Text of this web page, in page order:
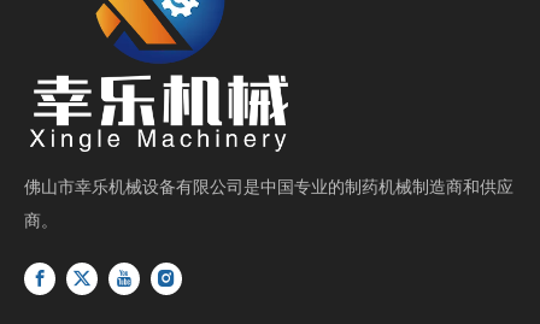
佛山市幸乐机械设备有限公司是中国专业的制药机械制造商和供应
商。